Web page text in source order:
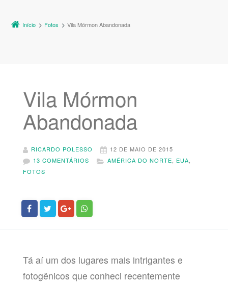
Início Fotos Vila Mórmon Abandonada
Vila Mórmon
Abandonada
RICARDO POLESSO
12 DE MAIO DE 2015
13 COMENTÁRIOS
AMÉRICA DO NORTE, EUA,
FOTOS
Tá aí um dos lugares mais intrigantes e
fotogênicos que conheci recentemente